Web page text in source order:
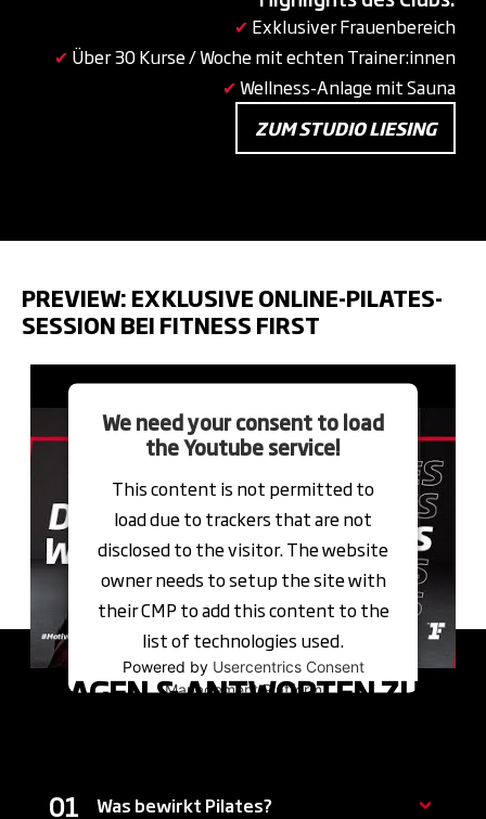
✔ Exklusiver Frauenbereich
✔ Über 30 Kurse / Woche mit echten Trainer:innen
✔Wellness-Anlage mit Sauna
ZUM STUDIO LIESING
PREVIEW: EXKLUSIVE ONLINE-PILATES-
SESSION BEI FITNESS FIRST
Video
Player
We need your consent to load
the Youtube service!
This content is not permitted to
load due to trackers that are not
disclosed to the visitor. The website
owner needs to setup the site with
their CMP to add this content to the
list of technologies used.
Powered by Usercentrics Consent
Management Platform
FRAGEN & ANTWORTEN ZU
Was bewirkt Pilates?